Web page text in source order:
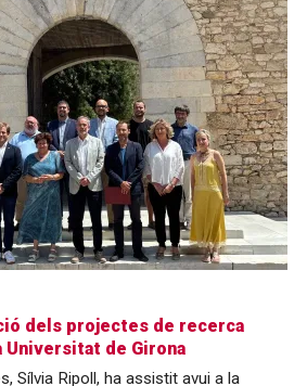
dels projectes de recerca
Universitat de Girona
Sílvia Ripoll, ha assistit avui a la